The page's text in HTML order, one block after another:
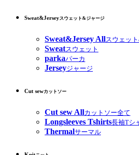
Sweat&Jerseyスウェット&ジャージ
Sweat&Jersey Allスウェッ
Sweatスウェット
parkaパーカ
Jerseyジャージ
Cut sewカットソー
Cut sew Allカットソー全て
Longsleeves Tshirts長袖Tシ
Thermalサーマル